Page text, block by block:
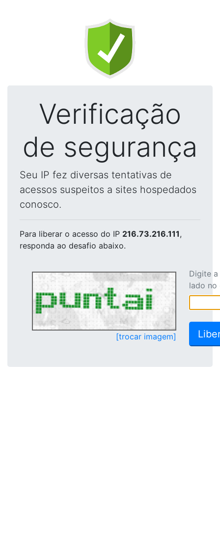
Verificação
de segurança
Seu IP fez diversas tentativas de
acessos suspeitos a sites hospedados
conosco.
Para liberar o acesso do IP 216.73.216.111,
responda ao desafio abaixo.
[trocar imagem]
Digite
lado no